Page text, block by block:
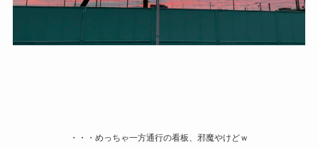
・・・めっちゃ一方通行の看板、邪魔やけどｗ